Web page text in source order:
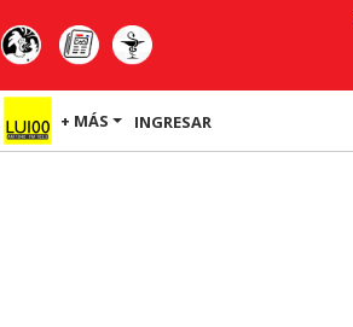
+ MÁS INGRESAR